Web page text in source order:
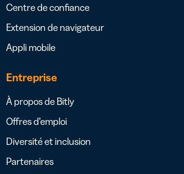
Centre de confiance
Extension de navigateur
Appli mobile
Entreprise
À propos de Bitly
Offres d’emploi
Diversité et inclusion
Partenaires